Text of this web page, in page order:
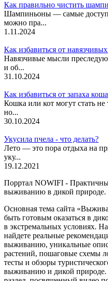
Как правильно чистить
Шампиньоны — самые
можно пра...
1.11.2024
Как избавиться от
Навязчивые мысли
и об...
31.10.2024
Как избавиться от запаха
Кошка или кот могут стать
но...
30.10.2024
Укусила пчела - что делать?
Лето — это пора отдыха на
уку...
19.12.2021
Порртал NOWIFI -
выживанию в дикой природе.
Основная тема сайта
быть готовым оказаться в
в экстремальных условиях.
найдете реальные
выживанию, уникальные
растений, пошаговые схемы
тесты и обзоры
выживанию и дикой природе.